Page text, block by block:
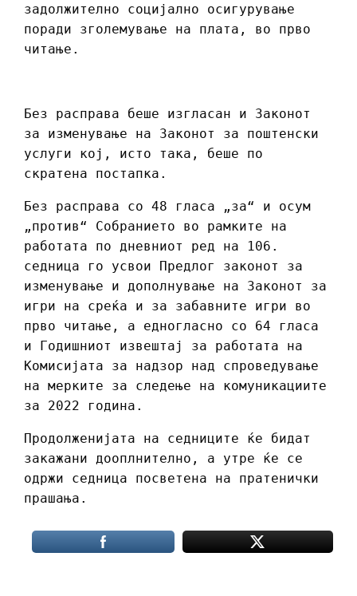
задолжително социјално осигурување
поради зголемување на плата, во прво
читање.
Без расправа беше изгласан и Законот
за изменување на Законот за поштенски
услуги кој, исто така, беше по
скратена постапка.
Без расправа со 48 гласа „за“ и осум
„против“ Собранието во рамките на
работата по дневниот ред на 106.
седница го усвои Предлог законот за
изменување и дополнување на Законот за
игри на среќа и за забавните игри во
прво читање, а едногласно со 64 гласа
и Годишниот извештај за работата на
Комисијата за надзор над спроведување
на мерките за следење на комуникациите
за 2022 година.
Продолженијата на седниците ќе бидат
закажани дооплнително, а утре ќе се
одржи седница посветена на пратенички
прашања.